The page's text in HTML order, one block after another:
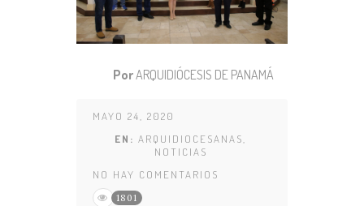
PorARQUIDIÓCESIS DE PANAMÁ
MAYO 24, 2020
EN: ARQUIDIOCESANAS,
NOTICIAS
NO HAY COMENTARIOS
1801